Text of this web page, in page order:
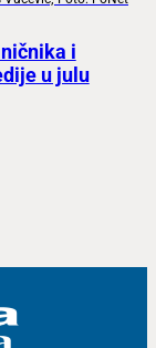
i
u julu